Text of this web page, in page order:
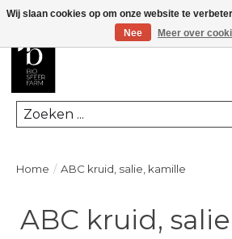
Zoeken
Home / ABC kruid, salie, kamille
ABC kruid,
Wij slaan cookies op om onze website te
Nee
Meer over